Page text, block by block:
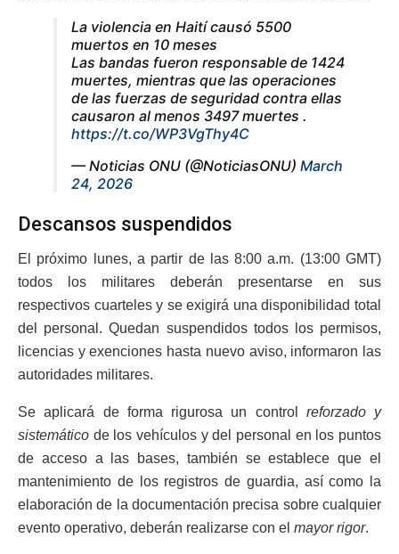
La violencia en Haití causó 5500
muertos en 10 meses
Las bandas fueron responsable de 1424
muertes, mientras que las operaciones
de las fuerzas de seguridad contra ellas
causaron al menos 3497 muertes .
https://t.co/WP3VgThy4C
— Noticias ONU (@NoticiasONU) March
24, 2026
Descansos suspendidos
El próximo lunes, a partir de las 8:00 a.m. (13:00 GMT)
todos los militares deberán presentarse en sus
respectivos cuarteles y se exigirá una disponibilidad total
del personal. Quedan suspendidos todos los permisos,
licencias y exenciones hasta nuevo aviso, informaron las
autoridades militares.
Se aplicará de forma rigurosa un control reforzado y
sistemático de los vehículos y del personal en los puntos
de acceso a las bases, también se establece que el
mantenimiento de los registros de guardia, así como la
elaboración de la documentación precisa sobre cualquier
evento operativo, deberán realizarse con el mayor rigor.